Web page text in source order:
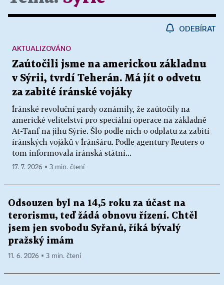
ODEBÍRAT
Zaútočili jsme na americkou základnu
v Sýrii, tvrdí Teherán. Má jít o odvetu
za zabité íránské vojáky
Íránské revoluční gardy oznámily, že zaútočily na
americké velitelství pro speciální operace na základně
At-Tanf na jihu Sýrie. Šlo podle nich o odplatu za zabití
íránských vojáků v Íránšáru. Podle agentury Reuters o
tom informovala íránská státní...
AKTUALIZOVÁNO
17. 7. 2026 ▪ 3 min. čtení
Odsouzen byl na 14,5 roku za účast na
terorismu, teď žádá obnovu řízení. Chtěl
jsem jen svobodu Syřanů, říká bývalý
pražský imám
11. 6. 2026 ▪ 3 min. čtení